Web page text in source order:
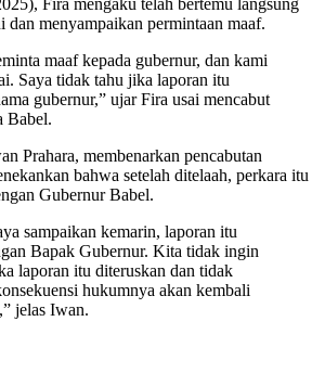
dan menyampaikan permintaan maaf.
maaf kepada gubernur, dan kami
Saya tidak tahu jika laporan itu
gubernur,” ujar Fira usai mencabut
Babel.
Prahara, membenarkan pencabutan
bahwa setelah ditelaah, perkara itu
Gubernur Babel.
sampaikan kemarin, laporan itu
Bapak Gubernur. Kita tidak ingin
laporan itu diteruskan dan tidak
hukumnya akan kembali
jelas Iwan.